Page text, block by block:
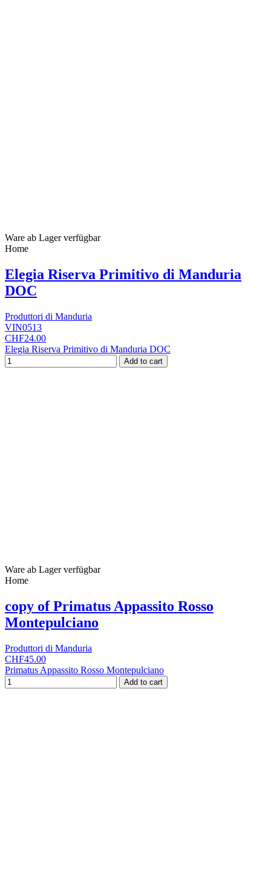
Ware ab Lager verfügbar
Home
Elegia Riserva Primitivo di Manduria
DOC
Produttori di Manduria
VIN0513
CHF24.00
Elegia Riserva Primitivo di Manduria DOC
Add to cart
Ware ab Lager verfügbar
Home
copy of Primatus Appassito Rosso
Montepulciano
Produttori di Manduria
CHF45.00
Primatus Appassito Rosso Montepulciano
Add to cart